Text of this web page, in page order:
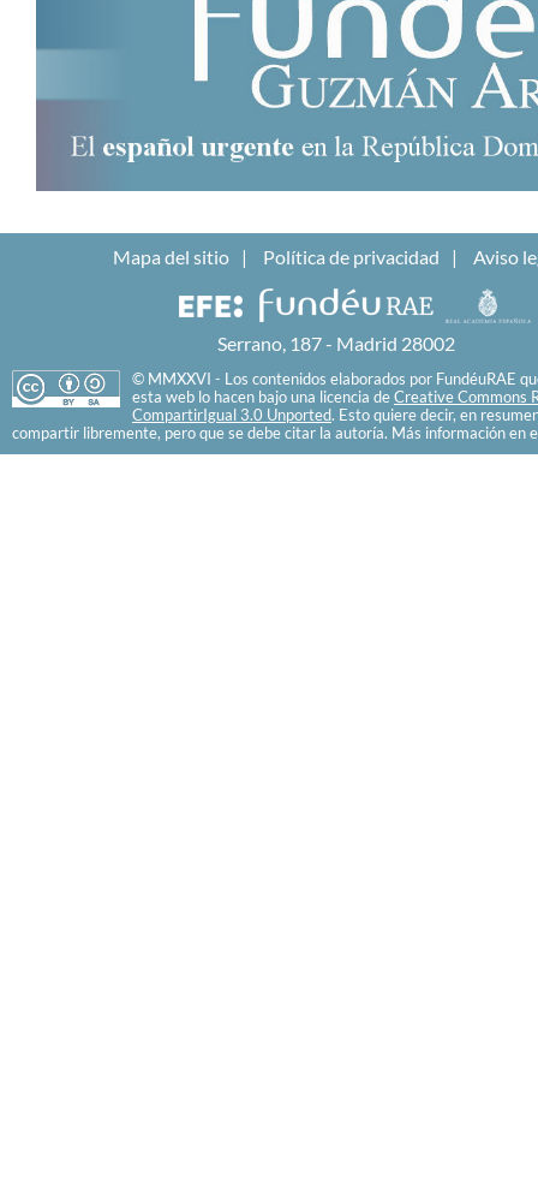
Mapa del sitio Política de privacidad Aviso
Serrano, 187 - Madrid 28002
© MMXXVI - Los contenidos elaborados por FundéuRAE
esta web lo hacen bajo una licencia de Creative Commons
CompartirIgual 3.0 Unported. Esto quiere decir, en
compartir libremente, pero que se debe citar la autoría. Más información en